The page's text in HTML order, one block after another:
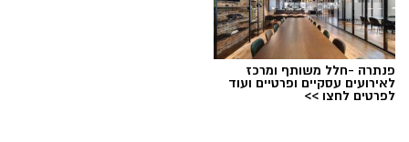
פנתרה -חלל משותף ומרכז
לאירועים עסקיים ופרטיים ועוד
לפרטים לחצו >>